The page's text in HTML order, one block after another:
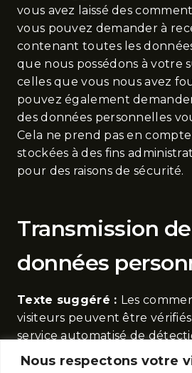
Nous respectons votre
vous avez laissé des
vous pouvez demander à
contenant toutes les
que nous possédons à votre
celles que vous nous avez
pouvez également
des données personnelles
Cela ne prend pas en
stockées à des fins
pour des raisons de sécurité.
Transmission
données
Texte suggéré : Les
visiteurs peuvent être vérifiés
service automatisé de
commentaires indésirables.